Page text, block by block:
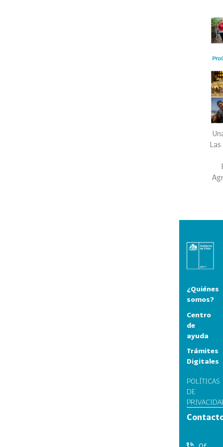
Las
¿Quiénes
somos?
Centro
de
ayuda
Trámites
Digitales
POLÍTICAS
DE